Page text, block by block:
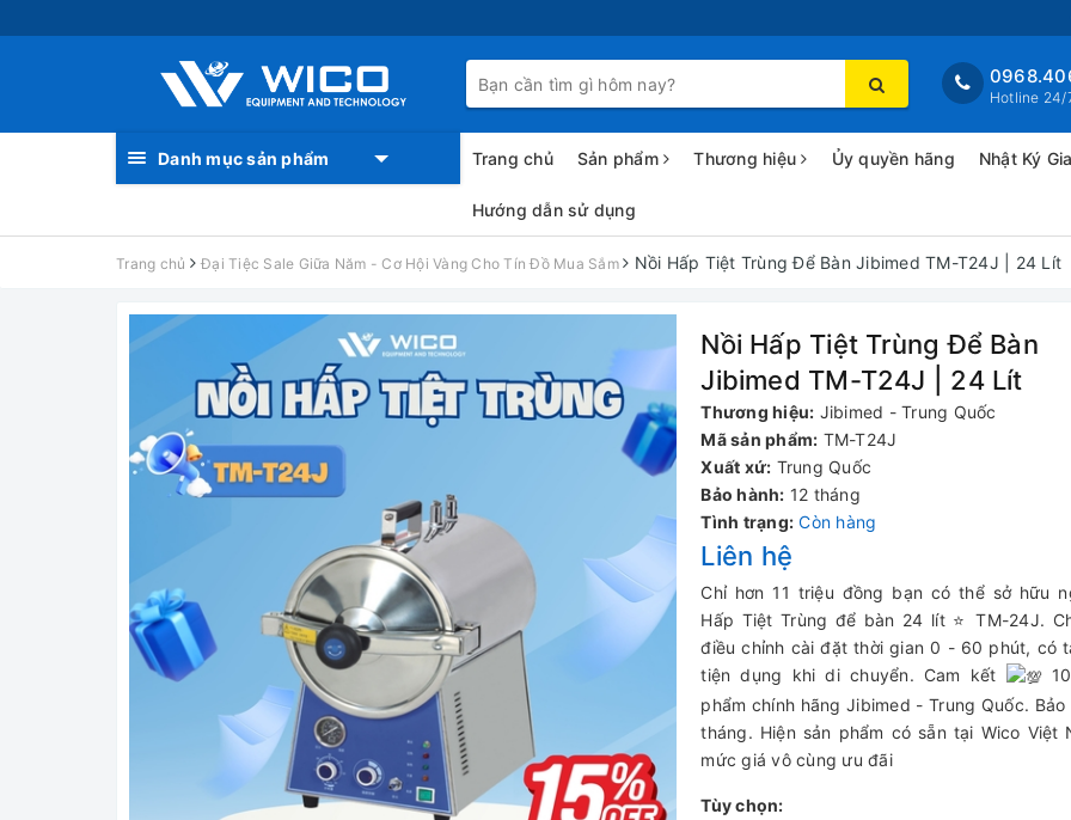
Hotline 24/
Danh mục sản phẩm Trang chủ Sản phẩm Thương hiệu Ủy quyền hãng Nhật Ký
Hướng dẫn sử dụng
Trang chủ Đại Tiệc Sale Giữa Năm - Cơ Hội Vàng Cho Tín Đồ Mua Sắm Nồi Hấp Tiệt Trùng Để Bàn Jibimed TM-T24J | 24 Lít
Nồi Hấp Tiệt Trùng Để Bàn
Jibimed TM-T24J | 24 Lít
Thương hiệu: Jibimed - Trung Quốc
Mã sản phẩm: TM-T24J
Xuất xứ: Trung Quốc
Bảo hành: 12 tháng
Tình trạng: Còn hàng
Liên hệ
Chỉ hơn 11 triệu đồng bạn có thể sở hữu
Hấp Tiệt Trùng để bàn 24 lít ⭐ TM-24J.
điều chỉnh cài đặt thời gian 0 - 60 phút, có
tiện dụng khi di chuyển. Cam kết
phẩm chính hãng Jibimed - Trung Quốc. Bảo
tháng. Hiện sản phẩm có sẵn tại Wico Việt
mức giá vô cùng ưu đãi
Tùy chọn: